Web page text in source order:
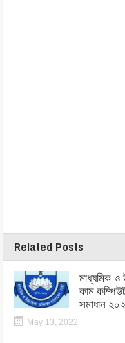
Related Posts
মাধ্যমিক
কাম
সমাধান
May 13, 2022